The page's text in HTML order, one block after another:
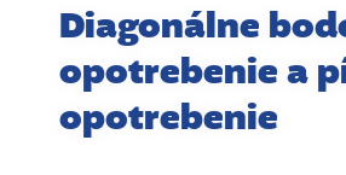
Diagonálne
opotrebenie a
opotrebenie